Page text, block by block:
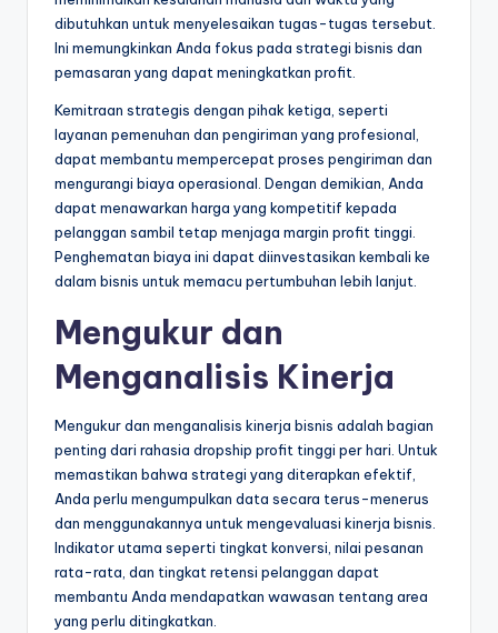
dibutuhkan untuk menyelesaikan tugas-tugas tersebut.
Ini memungkinkan Anda fokus pada strategi bisnis dan
pemasaran yang dapat meningkatkan profit.
Kemitraan strategis dengan pihak ketiga, seperti
layanan pemenuhan dan pengiriman yang profesional,
dapat membantu mempercepat proses pengiriman dan
mengurangi biaya operasional. Dengan demikian, Anda
dapat menawarkan harga yang kompetitif kepada
pelanggan sambil tetap menjaga margin profit tinggi.
Penghematan biaya ini dapat diinvestasikan kembali ke
dalam bisnis untuk memacu pertumbuhan lebih lanjut.
Mengukur dan
Menganalisis Kinerja
Mengukur dan menganalisis kinerja bisnis adalah bagian
penting dari rahasia dropship profit tinggi per hari. Untuk
memastikan bahwa strategi yang diterapkan efektif,
Anda perlu mengumpulkan data secara terus-menerus
dan menggunakannya untuk mengevaluasi kinerja bisnis.
Indikator utama seperti tingkat konversi, nilai pesanan
rata-rata, dan tingkat retensi pelanggan dapat
membantu Anda mendapatkan wawasan tentang area
yang perlu ditingkatkan.